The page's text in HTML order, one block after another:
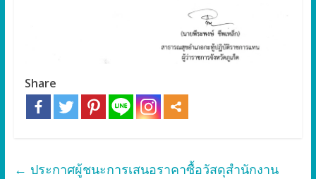
Share
← ประกาศผู้ชนะการเสนอราคาซื้อวัสดุสำนักงาน